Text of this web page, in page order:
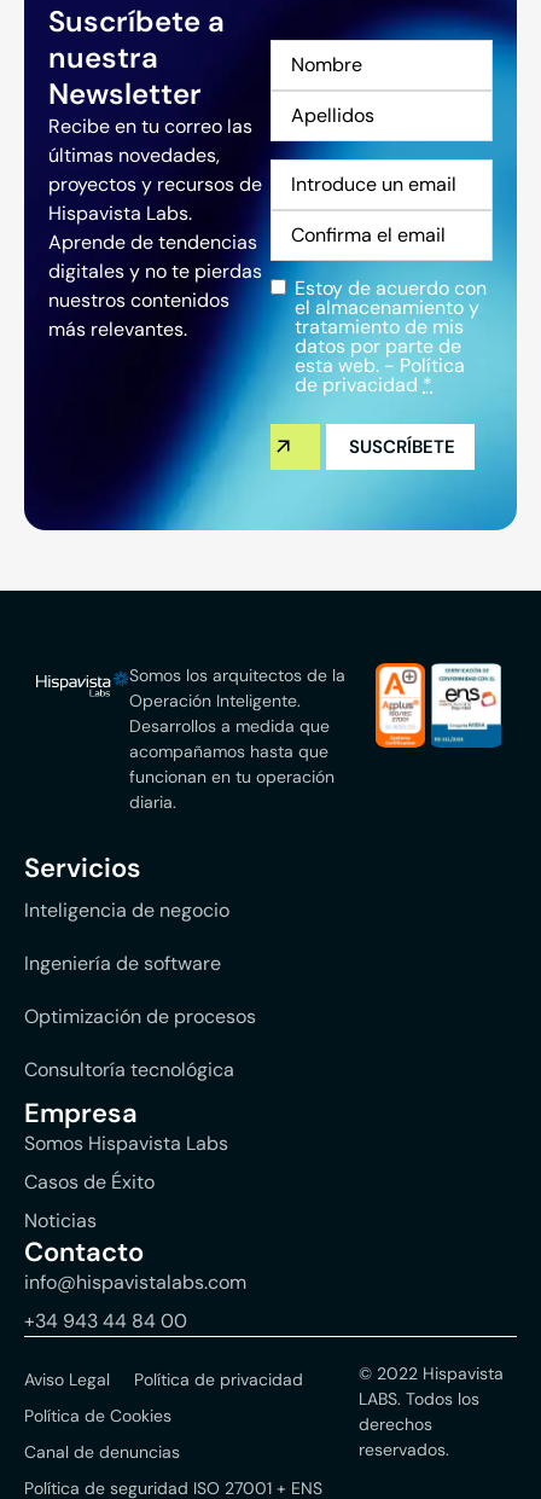
Suscríbete a
nuestra
Newsletter
Recibe en tu correo las
últimas novedades,
proyectos y recursos de
Hispavista Labs.
Aprende de tendencias
digitales y no te pierdas
nuestros contenidos
más relevantes.
Nombre
Correo
electrónico *
Privacidad*
Estoy de acuerdo con
el almacenamiento y
tratamiento de mis
datos por parte de
esta web. - Política
de privacidad *
Somos los arquitectos de la
Operación Inteligente.
Desarrollos a medida que
acompañamos hasta que
funcionan en tu operación
diaria.
Servicios
Inteligencia de negocio
Ingeniería de software
Optimización de procesos
Consultoría tecnológica
Empresa
Somos Hispavista Labs
Casos de Éxito
Noticias
Contacto
info@hispavistalabs.com
+34 943 44 84 00
© 2022 Hispavista
LABS. Todos los
derechos
reservados.
Aviso Legal
Política de privacidad
Política de Cookies
Canal de denuncias
Política de seguridad ISO 27001 + ENS